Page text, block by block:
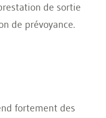
de sortie
de prévoyance.
fortement des